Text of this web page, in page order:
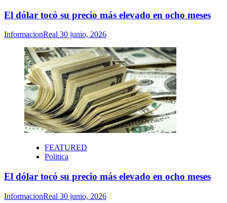
El dólar tocó su precio más elevado en ocho meses
InformacionReal 30 junio, 2026
FEATURED
Politica
El dólar tocó su precio más elevado en ocho meses
InformacionReal 30 junio, 2026